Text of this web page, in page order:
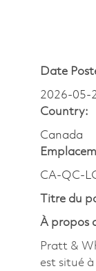
Date
2026-05-
Country:
Canada
CA-QC-
Titre du
À propos
Pratt &
est situé